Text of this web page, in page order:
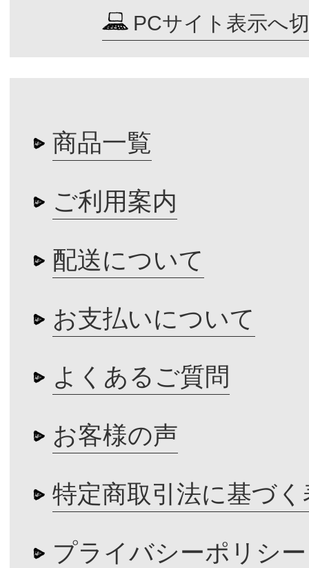
PCサイト表示へ
商品一覧
ご利用案内
配送について
お支払いについて
よくあるご質問
お客様の声
特定商取引法に基づく
プライバシーポリシー